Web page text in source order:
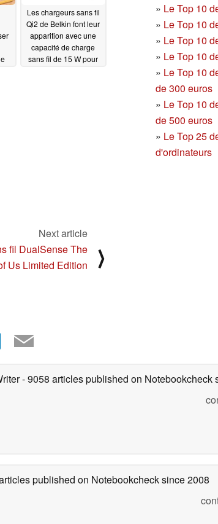
» Le Top 10
» Le Top 10
» Le Top 10
» Le Top 10
» Le Top 10
de 300 euros
» Le Top 10
de 500 euros
» Le Top 25
d'ordinateurs
Les chargeurs sans fil
Qi2 de Belkin font leur
apparition avec une
capacité de charge
sans fil de 15 W pour
Next article
fil DualSense The
Us Limited Edition
⟩
- 9058 articles published on Notebookcheck
published on Notebookchecksince 2008